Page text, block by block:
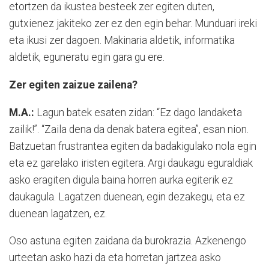
etortzen da ikustea besteek zer egiten duten,
gutxienez jakiteko zer ez den egin behar. Munduari ireki
eta ikusi zer dagoen. Makinaria aldetik, informatika
aldetik, eguneratu egin gara gu ere.
Zer egiten zaizue zailena?
M.A.: Lagun batek esaten zidan: “Ez dago landaketa
zailik!”. “Zaila dena da denak batera egitea”, esan nion.
Batzuetan frustrantea egiten da badakigulako nola egin
eta ez garelako iristen egitera. Argi daukagu eguraldiak
asko eragiten digula baina horren aurka egiterik ez
daukagula. Lagatzen duenean, egin dezakegu, eta ez
duenean lagatzen, ez.
Oso astuna egiten zaidana da burokrazia. Azkenengo
urteetan asko hazi da eta horretan jartzea asko